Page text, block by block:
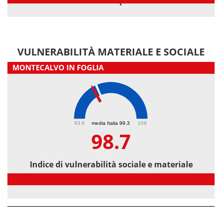
VULNERABILITÀ MATERIALE E SOCIALE
MONTECALVO IN FOGLIA
media Italia 99.3
93.6 109
98.7
Indice di vulnerabilità sociale e materiale